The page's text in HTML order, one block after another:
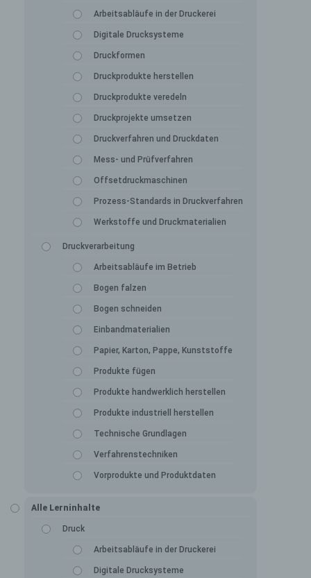
Arbeitsabläufe in der Druckerei
Digitale Drucksysteme
Druckformen
Druckprodukte herstellen
Druckprodukte veredeln
Druckprojekte umsetzen
Druckverfahren und Druckdaten
Mess- und Prüfverfahren
Offsetdruckmaschinen
Prozess-Standards in Druckverfahren
Werkstoffe und Druckmaterialien
Druckverarbeitung
Arbeitsabläufe im Betrieb
Bogen falzen
Bogen schneiden
Einbandmaterialien
Papier, Karton, Pappe, Kunststoffe
Produkte fügen
Produkte handwerklich herstellen
Produkte industriell herstellen
Technische Grundlagen
Verfahrenstechniken
Vorprodukte und Produktdaten
Alle Lerninhalte
Druck
Arbeitsabläufe in der Druckerei
Digitale Drucksysteme